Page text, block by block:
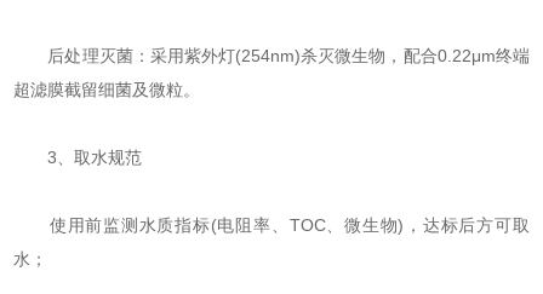
‌后处理灭菌‌：采用紫外灯(254nm)杀灭微生物，配合0.22μm终端
超滤膜截留细菌及微粒。
‌3、取水规范‌
使用前监测水质指标(电阻率、TOC、微生物)，达标后方可取
水；